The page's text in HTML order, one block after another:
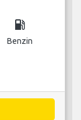
local_gas_station
Benzin